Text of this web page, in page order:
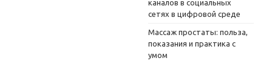
каналов в социальных
сетях в цифровой среде
Массаж простаты: польза,
показания и практика с
умом